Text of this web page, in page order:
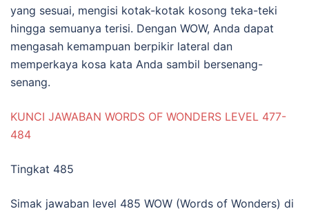
yang sesuai, mengisi kotak-kotak kosong teka-teki
hingga semuanya terisi. Dengan WOW, Anda dapat
mengasah kemampuan berpikir lateral dan
memperkaya kosa kata Anda sambil bersenang-
senang.
KUNCI JAWABAN WORDS OF WONDERS LEVEL 477-
484
Tingkat 485
Simak jawaban level 485 WOW (Words of Wonders) di